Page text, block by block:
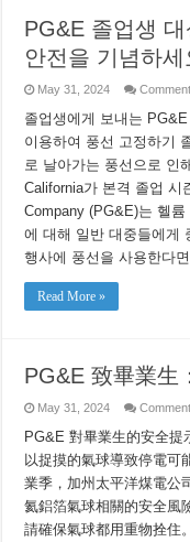
PG&E 졸업생
안전을 기념하세
May 31, 2024
졸업생에게 보내는
이용하여 풍선 고정하기
로 날아가는 풍선으로 인
California가 본격 졸업
Company (PG&E)는 헬
에 대해 일반 대중들에게
행사에 풍선을 사용한다
Read More »
PG&E 致畢業生
May 31, 2024
PG&E 對畢業生的安全
以捉摸的氣球導致停電可
業季，加州太平洋煤電公
氦鋁箔氣球相關的安全風
請確保氣球都用重物拴住